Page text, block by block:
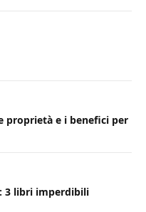
proprietà e i benefici per
3 libri imperdibili